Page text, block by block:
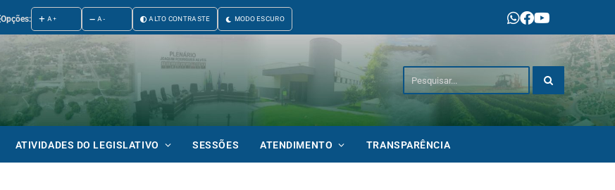
Opções: A+ A- ALTO CONTRASTE MODO ESCURO
ATIVIDADES DO LEGISLATIVO SESSÕES ATENDIMENTO TRANSPARÊNCIA